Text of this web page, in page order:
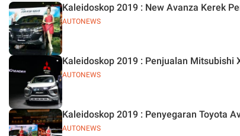
AUTONEWS
Kaleidoskop 2019 : New Avanza Kerek
AUTONEWS
Kaleidoskop 2019 : Penjualan Mitsubishi
AUTONEWS
Kaleidoskop 2019 : Penyegaran Toyota